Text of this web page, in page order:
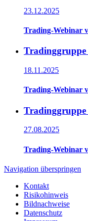
23.12.2025
Trading-Webinar
18.11.2025
Trading-Webinar
27.08.2025
Trading-Webinar
Navigation überspringen
Kontakt
Risikohinweis
Bildnachweise
Datenschutz